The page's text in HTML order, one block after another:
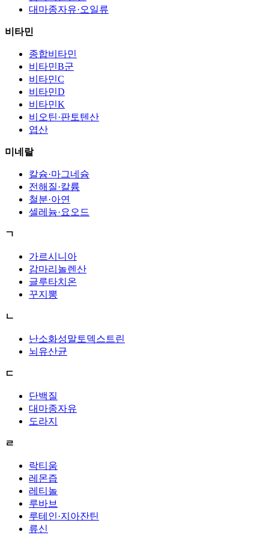
대마종자유·오일류
비타민
종합비타민
비타민B군
비타민C
비타민D
비타민K
비오틴·판토텐산
엽산
미네랄
칼슘·마그네슘
전해질·칼륨
철분·아연
셀레늄·요오드
ㄱ
가르시니아
감마리놀렌산
글루타치온
꾸지뽕
ㄴ
난소화성말토덱스트린
뇌유산균
ㄷ
단백질
대마종자유
도라지
ㄹ
락티움
레몬즙
레티놀
루바브
루테인·지아잔틴
류신